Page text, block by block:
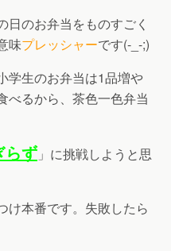
日のお弁当をものすごく
味プレッシャーです(-_-;)
学生のお弁当は1品増や
べるから、茶色一色弁当
らず 」に挑戦しようと思
け本番です。失敗したら